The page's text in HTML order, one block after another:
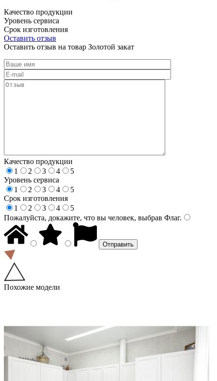
Качество продукции
Уровень сервиса
Срок изготовления
Оставить отзыв
Оставить отзыв на товар Золотой закат
Качество продукции
1
2 3 4
5
Уровень сервиса
1
2 3 4
5
Срок изготовления
1
2 3 4
5
Пожалуйста, докажите, что вы человек, выбрав Флаг.
Похожие модели